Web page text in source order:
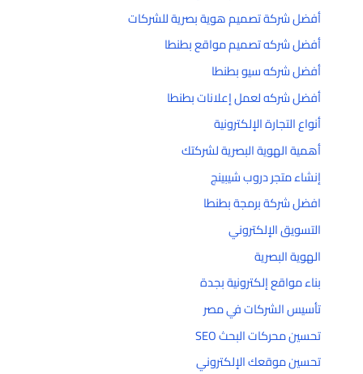
أفضل شركة تصميم هوية بصرية للشركات
أفضل شركه تصميم مواقع بطنطا
أفضل شركه سيو بطنطا
أفضل شركه لعمل إعلانات بطنطا
أنواع التجارة الإلكترونية
أهمية الهوية البصرية لشركتك
إنشاء متجر دروب شيبينج
افضل شركة برمجة بطنطا
التسويق الإلكتروني
الهوية البصرية
بناء مواقع إلكترونية بجدة
تأسيس الشركات في مصر
تحسين محركات البحث SEO
تحسين موقعك الإلكتروني